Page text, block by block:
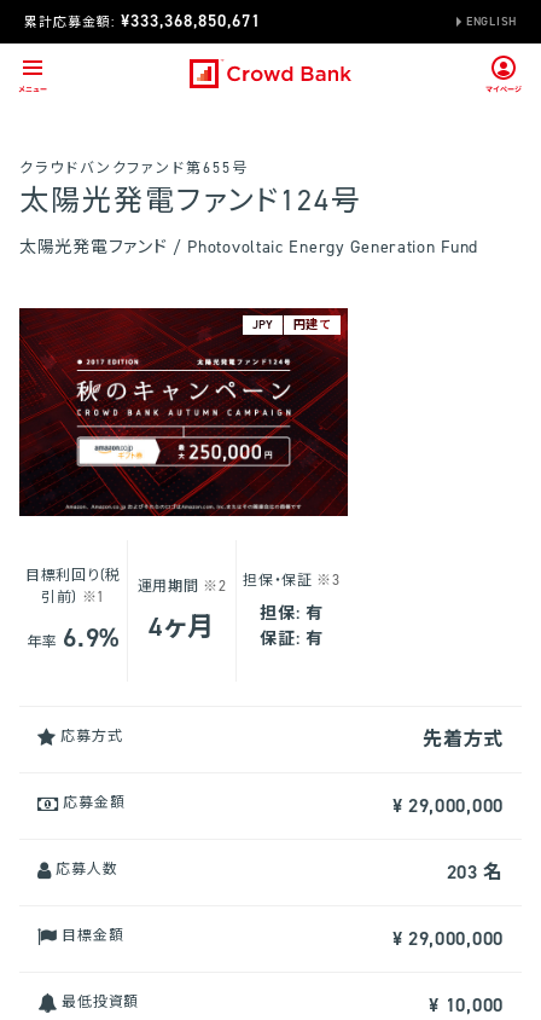
累計応募金額: ¥333,368,850,671 ENGLISH
クラウドバンクファンド第655号
太陽光発電ファンド124号
太陽光発電ファンド / Photovoltaic Energy Generation Fund
JPY 円建て
目標利回り(税
引前) ※1
年率 6.9%
運用期間 ※2
4ヶ月
担保・保証 ※3
担保: 有
保証: 有
応募方式 先着方式
応募金額 ¥ 29,000,000
応募人数 203 名
目標金額 ¥ 29,000,000
最低投資額 ¥ 10,000